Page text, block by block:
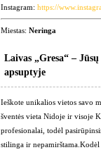
Instagram: https://
Miestas: Neringa
Laivas „Gresa“ –
apsuptyje
Ieškote unikalios vietos savo
šventės vieta Nidoje ir visoje
profesionalai, todėl
stilinga ir nepamirštama. Kodėl